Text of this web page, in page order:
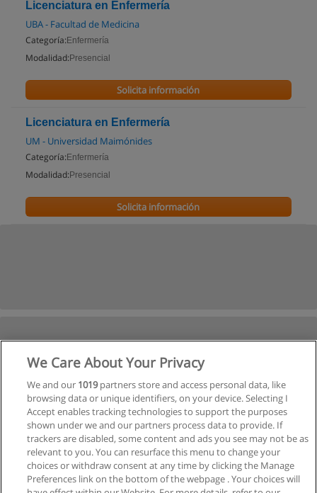
Licenciatura en Enfermería
UBA - Facultad de Medicina
Categoría: Enfermería
Modalidad: Presencial
Solicita información
Licenciatura en Enfermería
UM - Universidad Maimónides
Categoría: Enfermería
Modalidad: Presencial
Solicita información
We Care About Your Privacy
We and our 1019partners store and access personal data, like
browsing data or unique identifiers, on your device. Selecting I
Accept enables tracking technologies to support the purposes
shown under we and our partners process data to provide. If
trackers are disabled, some content and ads you see may not be as
relevant to you. You can resurface this menu to change your
choices or withdraw consent at any time by clicking the Manage
Preferences link on the bottom of the webpage . Your choices will